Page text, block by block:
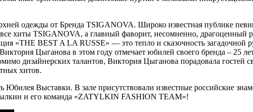
одежды от Бренда TSIGANOVA. Широко известная публике
хиты TSIGANOVA, а главный фаворит, несомненно, драгоценный
«THE BEST A LA RUSSE» — это тепло и сказочность загадочной
Цыганова в этом году отмечает юбилей своего бренда – 25
дизайнерских талантов, Виктория Цыганова порадовала гостей
хитов.
Выставки. В зале присутствовали известные российские
и его команда «ZATYLKIN FASHION TEAM»!